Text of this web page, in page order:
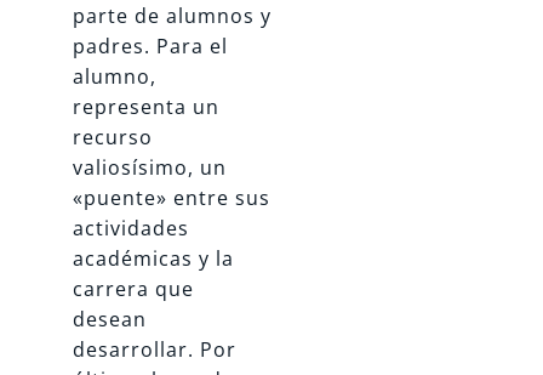
parte de alumnos y
padres. Para el
alumno,
representa un
recurso
valiosísimo, un
«puente» entre sus
actividades
académicas y la
carrera que
desean
desarrollar. Por